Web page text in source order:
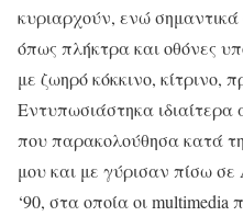
κυριαρχούν, ενώ σημαντικά
όπως πλήκτρα και οθόνες
με ζωηρό κόκκινο, κίτρινο,
Εντυπωσιάστηκα ιδιαίτερα
που παρακολούθησα κατά
μου και με γύρισαν πίσω σε
‘90, στα οποία οι